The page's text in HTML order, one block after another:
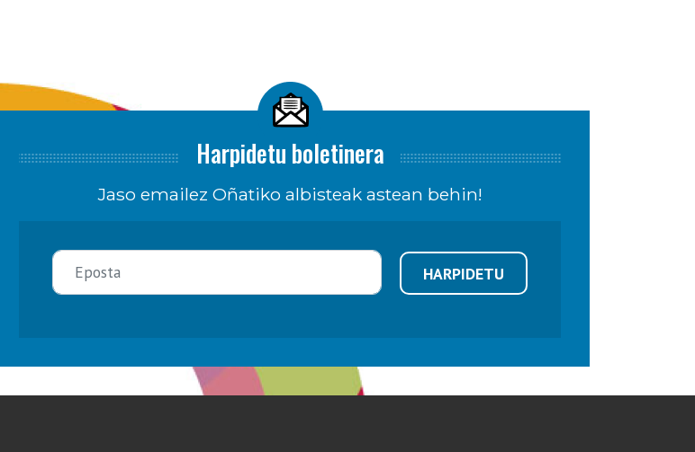
Harpidetu boletinera
Jaso emailez Oñatiko albisteak astean behin!
HARPIDETU